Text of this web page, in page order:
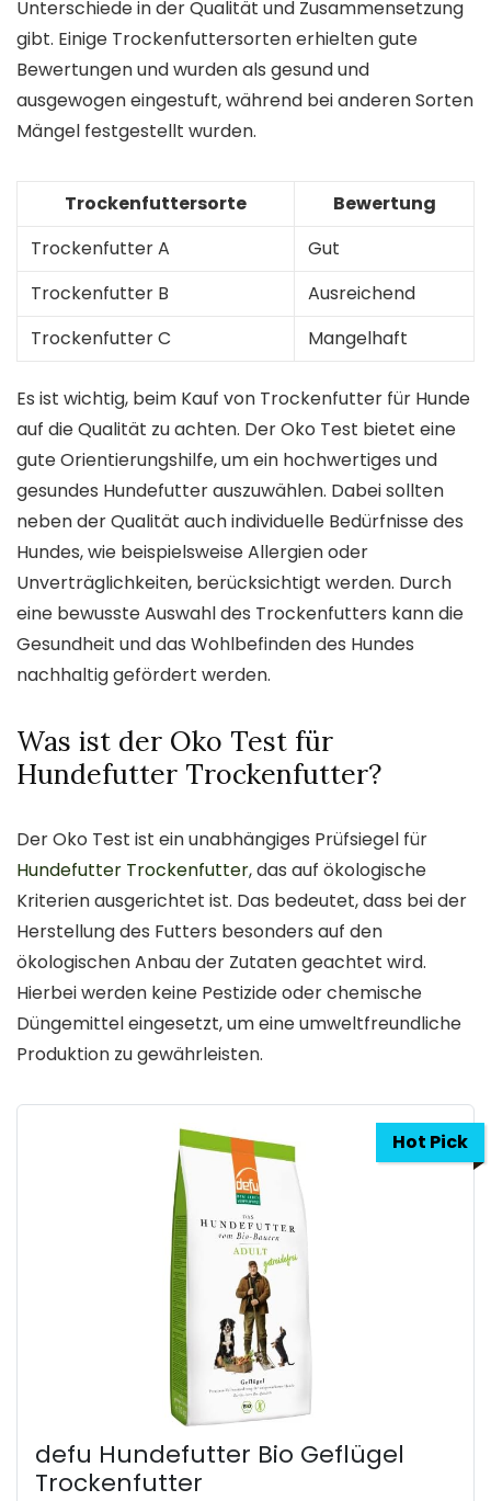
Unterschiede in der Qualität und Zusammensetzung
gibt. Einige Trockenfuttersorten erhielten gute
Bewertungen und wurden als gesund und
ausgewogen eingestuft, während bei anderen Sorten
Mängel festgestellt wurden.
Trockenfuttersorte
Bewertung
Trockenfutter A
Gut
Trockenfutter B
Ausreichend
Trockenfutter C
Mangelhaft
Es ist wichtig, beim Kauf von Trockenfutter für Hunde
auf die Qualität zu achten. Der Oko Test bietet eine
gute Orientierungshilfe, um ein hochwertiges und
gesundes Hundefutter auszuwählen. Dabei sollten
neben der Qualität auch individuelle Bedürfnisse des
Hundes, wie beispielsweise Allergien oder
Unverträglichkeiten, berücksichtigt werden. Durch
eine bewusste Auswahl des Trockenfutters kann die
Gesundheit und das Wohlbefinden des Hundes
nachhaltig gefördert werden.
Was ist der Oko Test für
Hundefutter Trockenfutter?
Der Oko Test ist ein unabhängiges Prüfsiegel für
Hundefutter Trockenfutter, das auf ökologische
Kriterien ausgerichtet ist. Das bedeutet, dass bei der
Herstellung des Futters besonders auf den
ökologischen Anbau der Zutaten geachtet wird.
Hierbei werden keine Pestizide oder chemische
Düngemittel eingesetzt, um eine umweltfreundliche
Produktion zu gewährleisten.
Hot Pick
defu Hundefutter Bio Geflügel
Trockenfutter